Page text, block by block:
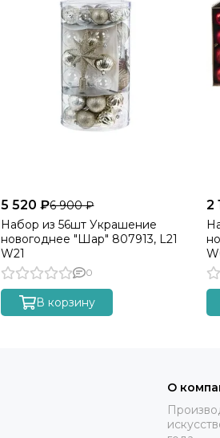
5 520 ₽6 900 ₽
Набор из 56шт Украшение
новогоднее "Шар" 807913, L21
W21
0
В корзину
2
О